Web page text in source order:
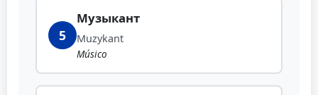
5
Музыкант
Muzykant
Músico